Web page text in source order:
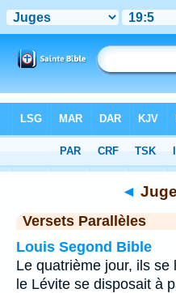
Chapitre 19> Verset 5
◄
Versets Parallèles
Louis Segond Bible
Le quatrième jour, ils
le Lévite se disposait à